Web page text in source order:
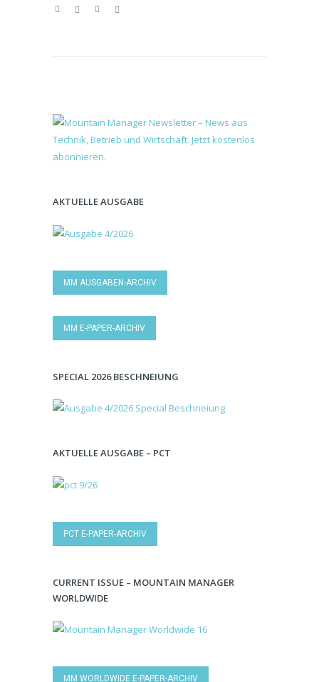
AKTUELLE AUSGABE
MM AUSGABEN-ARCHIV
MM E-PAPER-ARCHIV
SPECIAL 2026 BESCHNEIUNG
AKTUELLE AUSGABE – PCT
PCT E-PAPER-ARCHIV
CURRENT ISSUE – MOUNTAIN MANAGER
WORLDWIDE
MM WORLDWIDE E-PAPER-ARCHIV